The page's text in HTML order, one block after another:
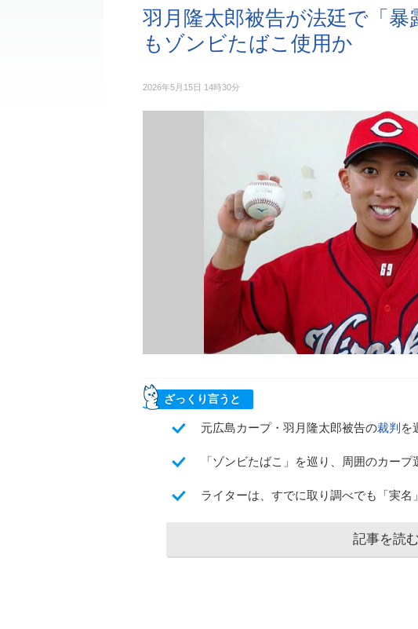
羽月隆太郎被告が法廷で「
もゾンビたばこ使用か
2026年5月15日 14時30分
ざっくり言うと
元広島カープ・羽月隆太郎被告の裁判 を
「ゾンビたばこ」を巡り、周囲のカー
ライターは、すでに取り調べでも「実名
記事を読む